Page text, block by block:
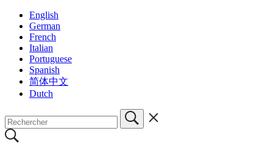
English
German
French
Italian
Portuguese
Spanish
简体中文
Dutch